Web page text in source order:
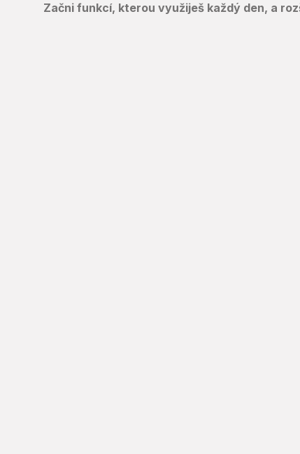
Začni funkcí, kterou využiješ každý den, a